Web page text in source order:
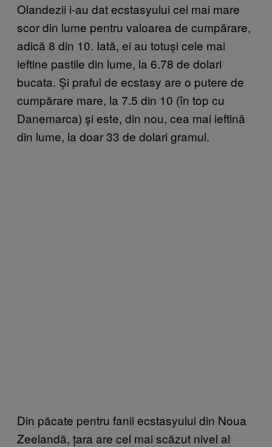
Olandezii i-au dat ecstasyului cel mai mare
scor din lume pentru valoarea de cumpărare,
adică 8 din 10. Iată, ei au totuși cele mai
ieftine pastile din lume, la 6.78 de dolari
bucata. Și praful de ecstasy are o putere de
cumpărare mare, la 7.5 din 10 (în top cu
Danemarca) și este, din nou, cea mai ieftină
din lume, la doar 33 de dolari gramul.
Din păcate pentru fanii ecstasyului din Noua
Zeelandă, țara are cel mai scăzut nivel al